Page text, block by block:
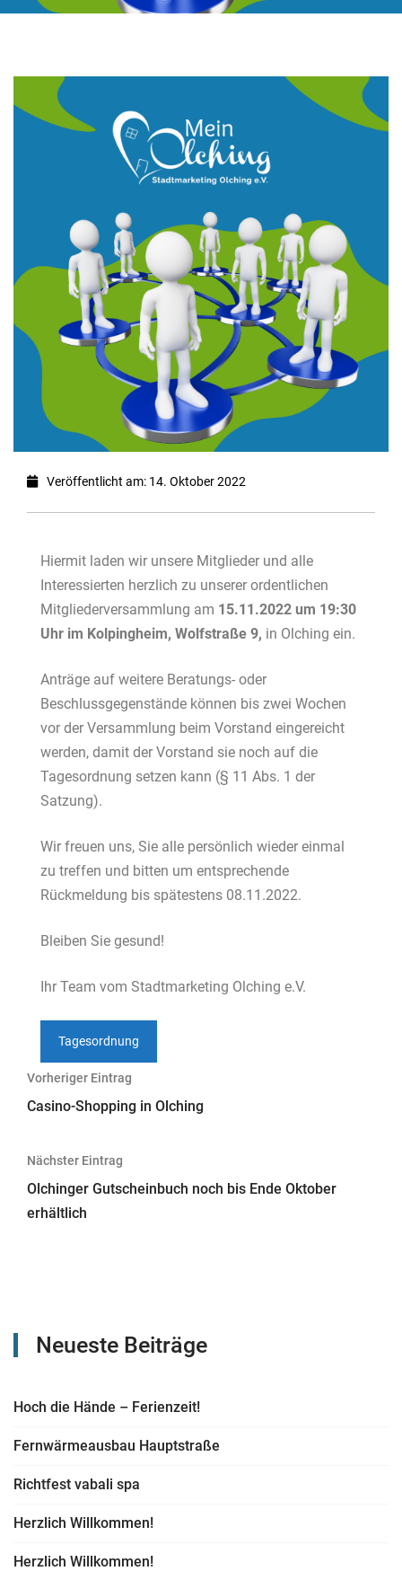
Veröffentlicht am: 14. Oktober 2022
Hiermit laden wir unsere Mitglieder und alle
Interessierten herzlich zu unserer ordentlichen
Mitgliederversammlung am 15.11.2022 um 19:30
Uhr im Kolpingheim, Wolfstraße 9, in Olching ein.
Anträge auf weitere Beratungs- oder
Beschlussgegenstände können bis zwei Wochen
vor der Versammlung beim Vorstand eingereicht
werden, damit der Vorstand sie noch auf die
Tagesordnung setzen kann (§ 11 Abs. 1 der
Satzung).
Wir freuen uns, Sie alle persönlich wieder einmal
zu treffen und bitten um entsprechende
Rückmeldung bis spätestens 08.11.2022.
Bleiben Sie gesund!
Ihr Team vom Stadtmarketing Olching e.V.
Tagesordnung
Beitragsnavigation
Vorheriger Eintrag
Casino-Shopping in Olching
Nächster Eintrag
Olchinger Gutscheinbuch noch bis Ende Oktober
erhältlich
Neueste Beiträge
Hoch die Hände – Ferienzeit!
Fernwärmeausbau Hauptstraße
Richtfest vabali spa
Herzlich Willkommen!
Herzlich Willkommen!